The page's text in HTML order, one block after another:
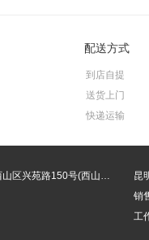
配送方式
到店自提
送货上门
快递运输
昆明兴苑路碧鸡广场店地址：昆明市西山区兴苑路150号(西山区政府碧鸡广场对面)
销
工